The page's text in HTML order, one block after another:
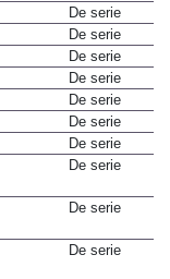
De serie
De serie
De serie
De serie
De serie
De serie
De serie
De serie
De serie
De serie